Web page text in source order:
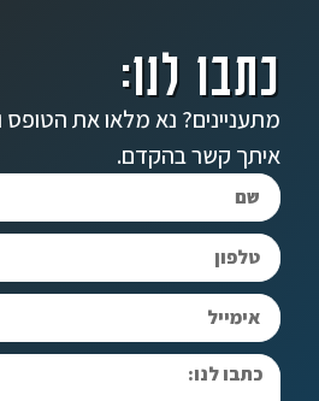
כתבו לנו:
מתעניינים? נא מלאו את הטופס
איתך קשר בהקדם.